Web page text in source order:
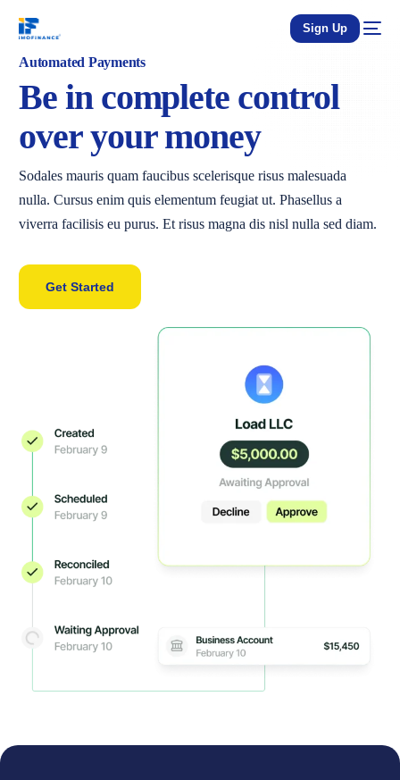
Sign Up
Automated Payments
Be in complete control
over your money
Sodales mauris quam faucibus scelerisque risus malesuada
nulla. Cursus enim quis elementum feugiat ut. Phasellus a
viverra facilisis eu purus. Et risus magna dis nisl nulla sed diam.
Get Started